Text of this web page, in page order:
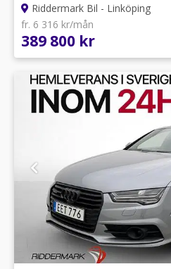
Riddermark Bil - Linköping
fr. 6 316 kr/mån
389 800 kr
1